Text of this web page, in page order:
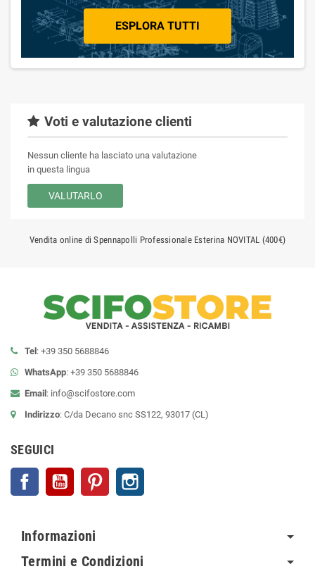
ESPLORA TUTTI
Voti e valutazione clienti
Nessun cliente ha lasciato una valutazione
in questa lingua
VALUTARLO
Vendita online di Spennapolli Professionale Esterina NOVITAL (400€)
Tel: +39 350 5688846
WhatsApp: +39 350 5688846
Email: info@scifostore.com
Indirizzo: C/da Decano snc SS122, 93017 (CL)
SEGUICI
Facebook YouTube Pinterest
Informazioni
Termini e Condizioni